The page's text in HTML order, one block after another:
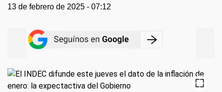
13 de febrero de 2025 - 07:12